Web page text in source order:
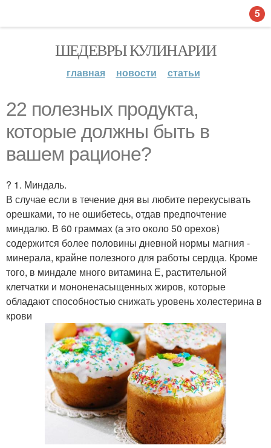
ШЕДЕВРЫ КУЛИНАРИИ
главная новости статьи
22 полезных продукта,
которые должны быть в
вашем рационе?
? 1. Миндаль.
В случае если в течение дня вы любите перекусывать
орешками, то не ошибетесь, отдав предпочтение
миндалю. В 60 граммах (а это около 50 орехов)
содержится более половины дневной нормы магния -
минерала, крайне полезного для работы сердца. Кроме
того, в миндале много витамина Е, растительной
клетчатки и мононенасыщенных жиров, которые
обладают способностью снижать уровень холестерина в
крови
5